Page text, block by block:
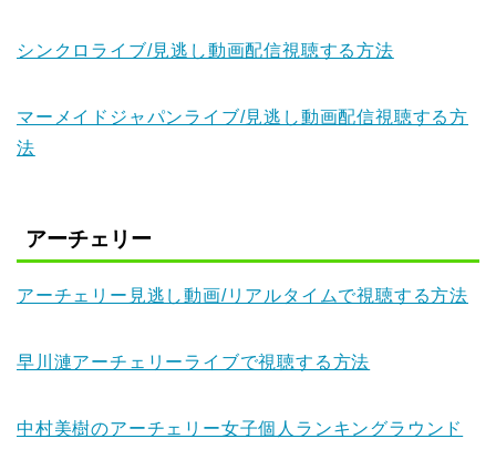
シンクロライブ/見逃し動画配信視聴する方法
マーメイドジャパンライブ/見逃し動画配信視聴する方
法
アーチェリー
アーチェリー見逃し動画/リアルタイムで視聴する方法
早川漣アーチェリーライブで視聴する方法
中村美樹のアーチェリー女子個人ランキングラウンド